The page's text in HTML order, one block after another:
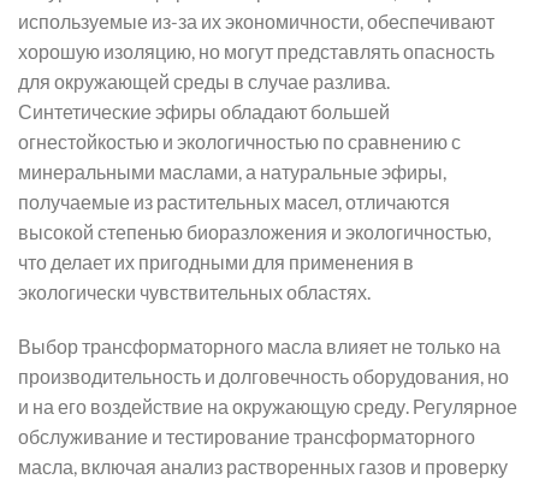
используемые из-за их экономичности, обеспечивают
хорошую изоляцию, но могут представлять опасность
для окружающей среды в случае разлива.
Синтетические эфиры обладают большей
огнестойкостью и экологичностью по сравнению с
минеральными маслами, а натуральные эфиры,
получаемые из растительных масел, отличаются
высокой степенью биоразложения и экологичностью,
что делает их пригодными для применения в
экологически чувствительных областях.
Выбор трансформаторного масла влияет не только на
производительность и долговечность оборудования, но
и на его воздействие на окружающую среду. Регулярное
обслуживание и тестирование трансформаторного
масла, включая анализ растворенных газов и проверку